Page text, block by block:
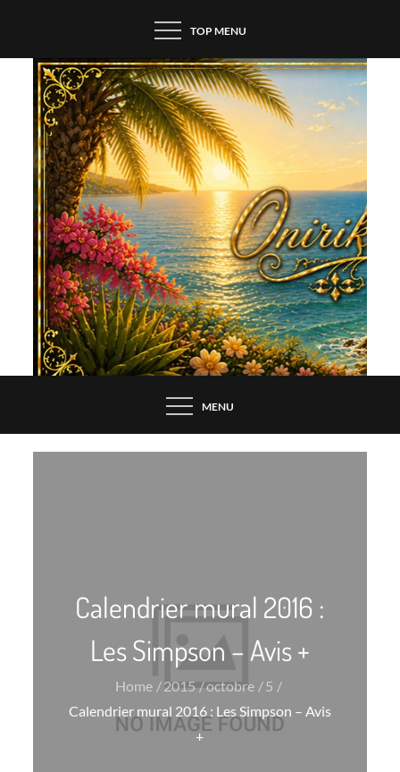
content
TOP MENU
MENU
Calendrier mural 2016 :
Les Simpson – Avis +
Home 2015 octobre
5
Calendrier mural 2016 : Les Simpson – Avis
+